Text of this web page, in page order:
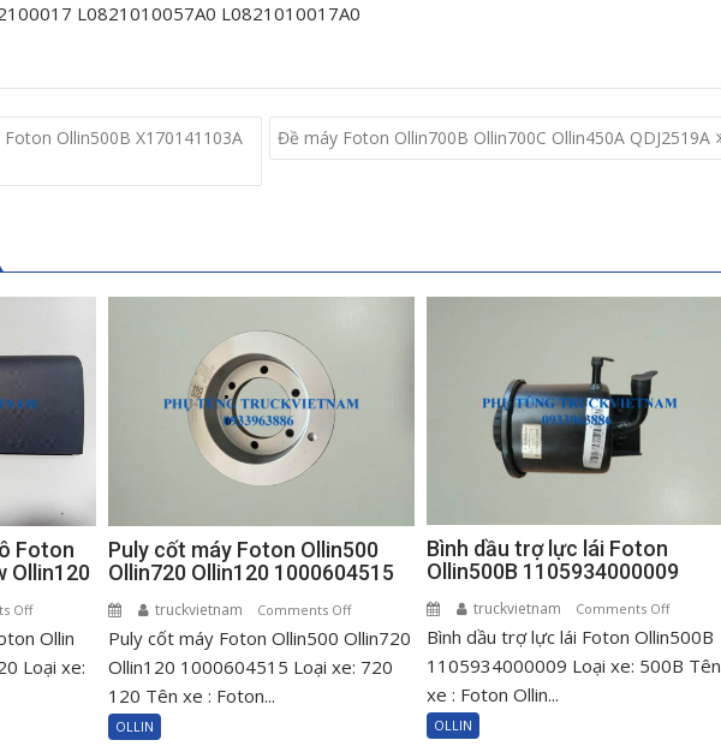
L0821010057A0 L0821010017A0
Ollin500B X170141103A
Đề máy Foton Ollin700B Ollin700C Ollin450A QDJ2519A
Foton
Ollin120
Offon
Nắp
hộp
Ollin
Loại xe:
Puly cốt máy Foton Ollin500
Ollin720 Ollin120 1000604515
truckvietnam Comments Offon
Puly
cốt
Puly cốt máy Foton Ollin500 Ollin720
Ollin120 1000604515 Loại xe: 720
120 Tên xe : Foton...
OLLIN
Bình dầu trợ lực lái Foton
Ollin500B 1105934000009
truckvietnam Comments Offon
Bình
dầu
Bình dầu trợ lực lái Foton Ollin500B
1105934000009 Loại xe: 500B Tên
xe : Foton Ollin...
OLLIN